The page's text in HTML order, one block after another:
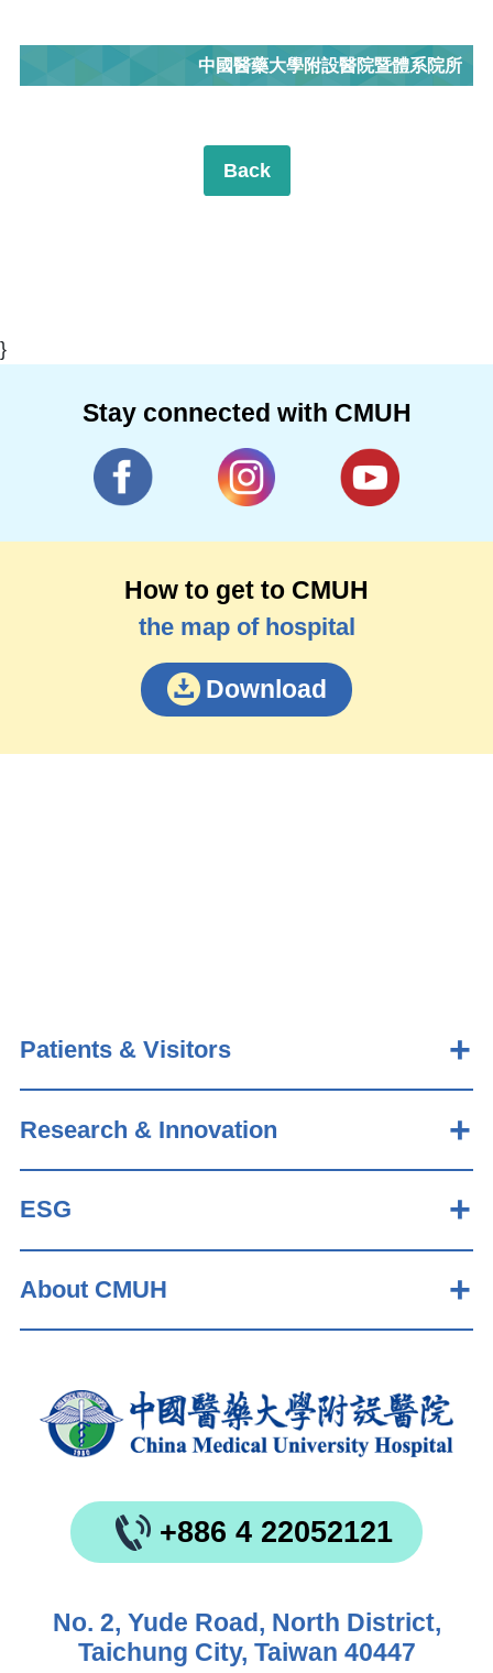
中國醫藥大學附設醫院暨體系院所
Back
}
Stay connected with CMUH
How to get to CMUH
the map of hospital
Download
Patients & Visitors
Research & Innovation
ESG
About CMUH
+886 4 22052121
No. 2, Yude Road, North District,
Taichung City, Taiwan 40447